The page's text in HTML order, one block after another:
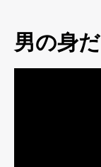
男の身